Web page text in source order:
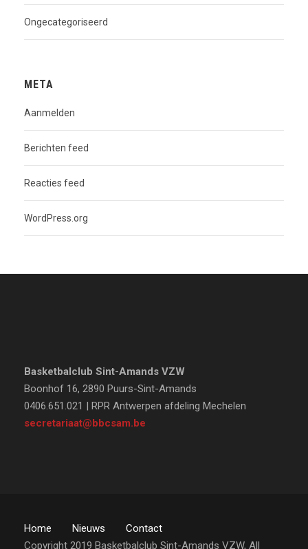
Ongecategoriseerd
META
Aanmelden
Berichten feed
Reacties feed
WordPress.org
Basketbalclub Sint-Amands VZW
Boonhof 16, 2890 Puurs-Sint-Amands
0406.651.021 | RPR Antwerpen afdeling Mechelen
secretariaat@bbcsam.be
Home Nieuws
Contact
Copyright 2019 Basketbalclub Sint-Amands VZW, All